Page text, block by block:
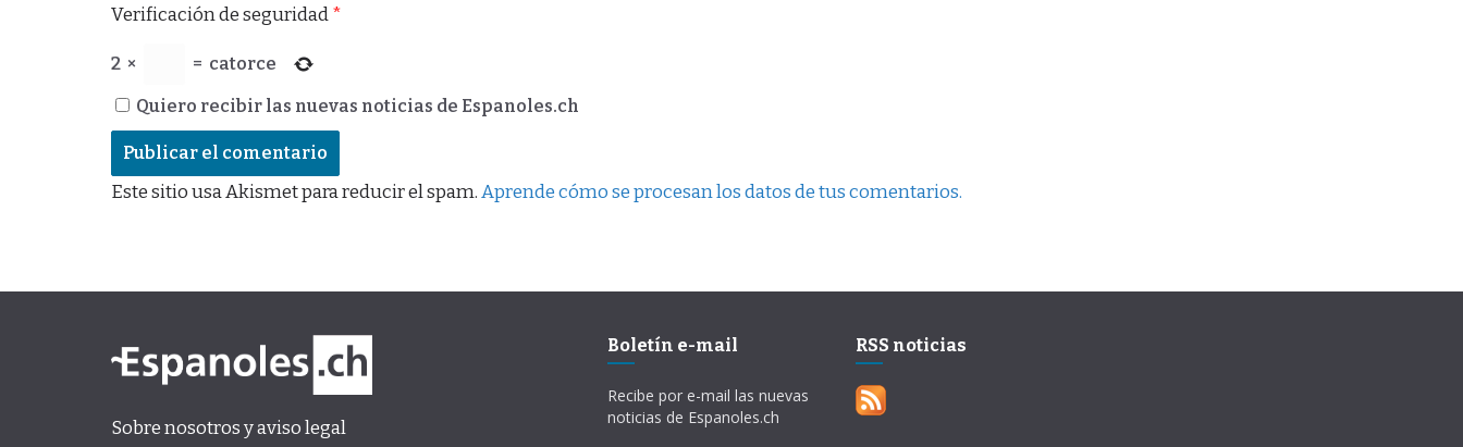
Verificación de seguridad*
2 × = catorce
Quiero recibir las nuevas noticias de Espanoles.ch
Este sitio usa Akismet para reducir el spam.Aprende cómo se procesan los datos de tus comentarios.
Sobre nosotros y aviso legal
Boletín e-mail
Recibe por e-mail las nuevas
noticias de Espanoles.ch
RSS noticias